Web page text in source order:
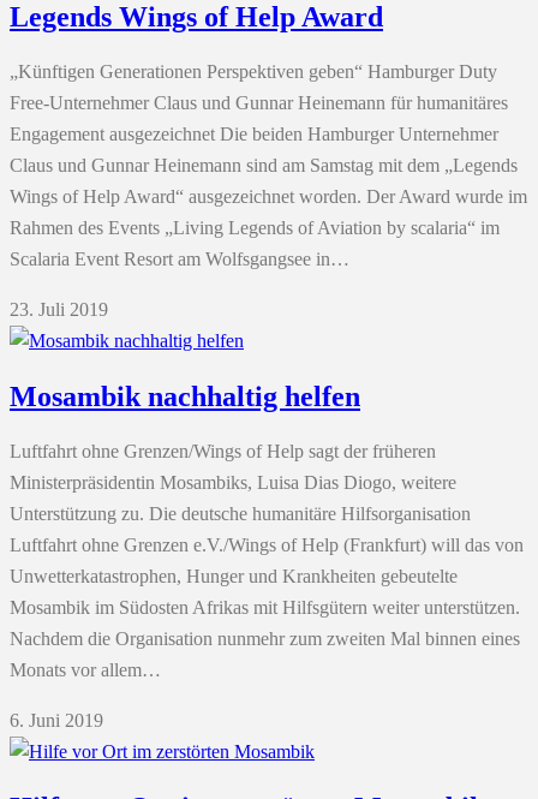
Legends Wings of Help Award
„Künftigen Generationen Perspektiven geben“ Hamburger Duty
Free-Unternehmer Claus und Gunnar Heinemann für humanitäres
Engagement ausgezeichnet Die beiden Hamburger Unternehmer
Claus und Gunnar Heinemann sind am Samstag mit dem „Legends
Wings of Help Award“ ausgezeichnet worden. Der Award wurde im
Rahmen des Events „Living Legends of Aviation by scalaria“ im
Scalaria Event Resort am Wolfsgangsee in…
23. Juli 2019
Mosambik nachhaltig helfen
Luftfahrt ohne Grenzen/Wings of Help sagt der früheren
Ministerpräsidentin Mosambiks, Luisa Dias Diogo, weitere
Unterstützung zu. Die deutsche humanitäre Hilfsorganisation
Luftfahrt ohne Grenzen e.V./Wings of Help (Frankfurt) will das von
Unwetterkatastrophen, Hunger und Krankheiten gebeutelte
Mosambik im Südosten Afrikas mit Hilfsgütern weiter unterstützen.
Nachdem die Organisation nunmehr zum zweiten Mal binnen eines
Monats vor allem…
6. Juni 2019